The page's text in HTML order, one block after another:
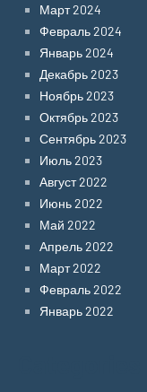
Март 2024
Февраль 2024
Январь 2024
Декабрь 2023
Ноябрь 2023
Октябрь 2023
Сентябрь 2023
Июль 2023
Август 2022
Июнь 2022
Май 2022
Апрель 2022
Март 2022
Февраль 2022
Январь 2022